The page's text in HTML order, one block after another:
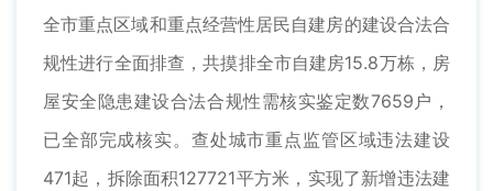
全市重点区域和重点经营性居民自建房的建设合法合
规性进行全面排查，共摸排全市自建房15.8万栋，房
屋安全隐患建设合法合规性需核实鉴定数7659户，
已全部完成核实。查处城市重点监管区域违法建设
471起，拆除面积127721平方米，实现了新增违法建